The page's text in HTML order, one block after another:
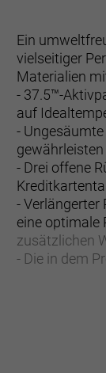
Ein
vielseitiger
Materialien
- 37.5™-
auf
-
- Drei offene
- Verlängerter
eine optimale
zusätzlichen
- Die in dem
- Eng
Passform für